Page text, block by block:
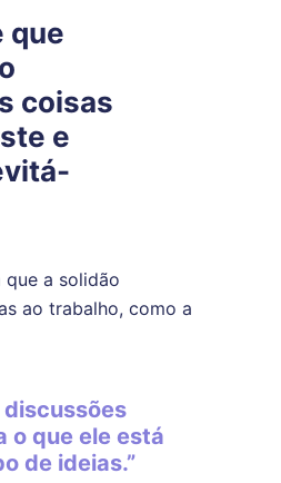
que
coisas
e
a solidão
ao trabalho, como a
discussões
o que ele está
de ideias.”